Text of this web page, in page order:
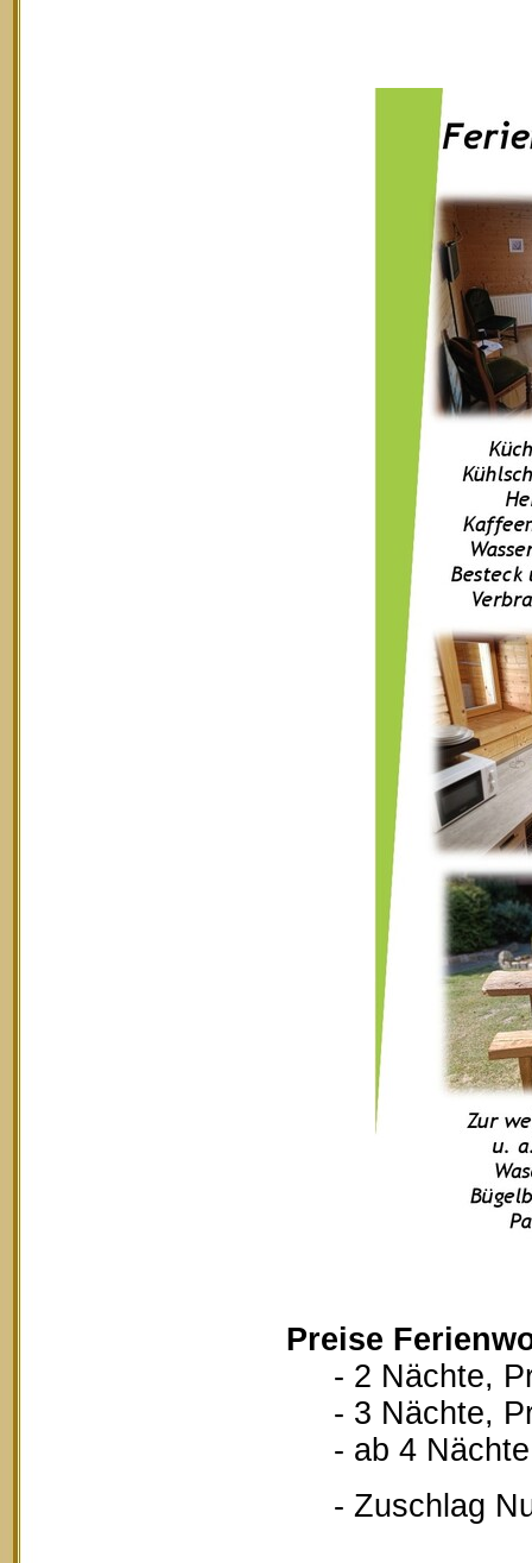
Preise
- 2 Nächte,
- 3 Nächte,
- ab 4 Nächte,
- Zuschlag